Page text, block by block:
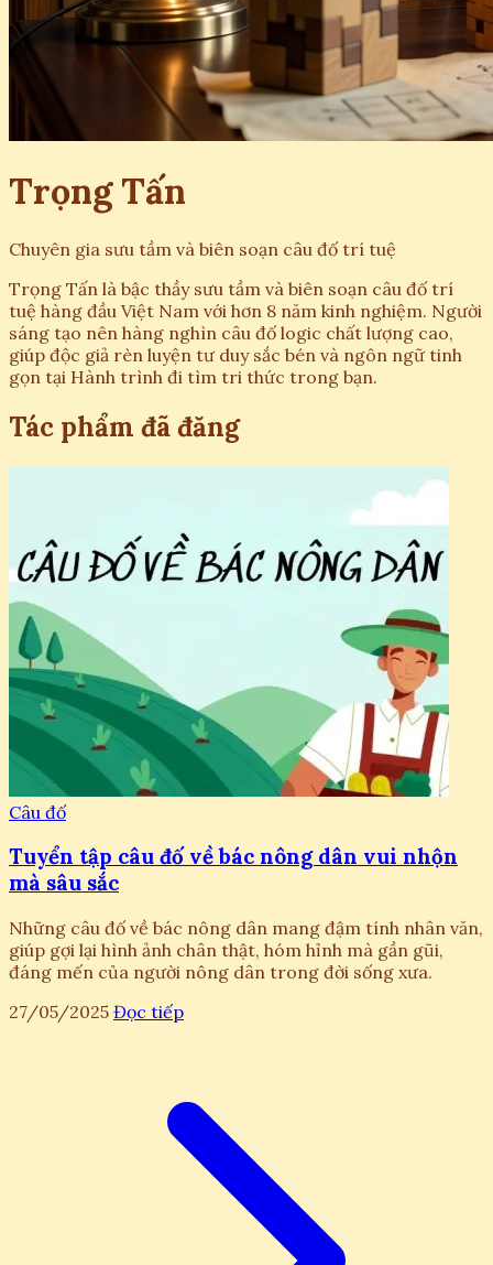
Trọng Tấn
Chuyên gia sưu tầm và biên soạn câu đố trí tuệ
Trọng Tấn là bậc thầy sưu tầm và biên soạn câu đố trí
tuệ hàng đầu Việt Nam với hơn 8 năm kinh nghiệm. Người
sáng tạo nên hàng nghìn câu đố logic chất lượng cao,
giúp độc giả rèn luyện tư duy sắc bén và ngôn ngữ tinh
gọn tại Hành trình đi tìm tri thức trong bạn.
Tác phẩm đã đăng
Câu đố
Tuyển tập câu đố về bác nông dân vui nhộn
mà sâu sắc
Những câu đố về bác nông dân mang đậm tính nhân văn,
giúp gợi lại hình ảnh chân thật, hóm hỉnh mà gần gũi,
đáng mến của người nông dân trong đời sống xưa.
27/05/2025 Đọc tiếp